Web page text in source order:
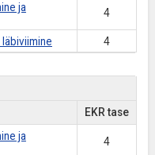
ja
4
4
EKR tase
ja
4